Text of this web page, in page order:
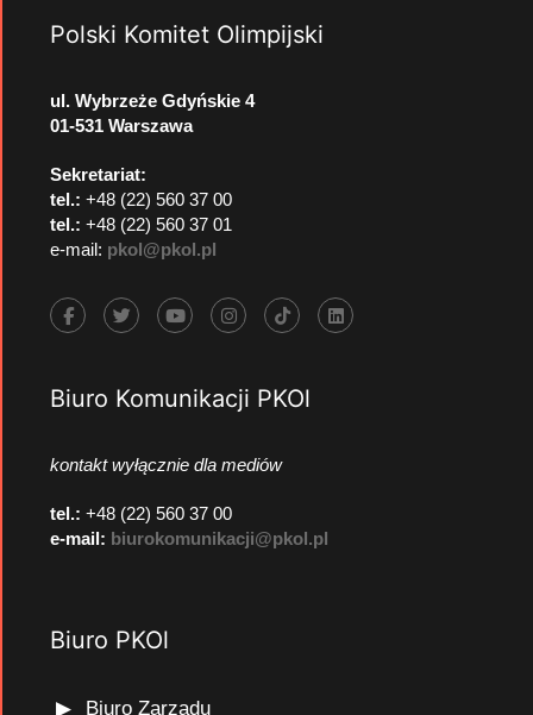
Polski Komitet Olimpijski
ul. Wybrzeże Gdyńskie 4
01-531 Warszawa
Sekretariat:
tel.: +48 (22) 560 37 00
tel.: +48 (22) 560 37 01
e-mail: pkol@pkol.pl
Biuro Komunikacji PKOl
kontakt wyłącznie dla mediów
tel.: +48 (22) 560 37 00
e-mail: biurokomunikacji@pkol.pl
Biuro PKOl
Biuro Zarządu